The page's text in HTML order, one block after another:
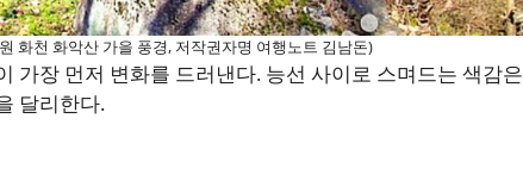
화천 화악산 가을 풍경, 저작권자명 여행노트 김남돈)
가장 먼저 변화를 드러낸다. 능선 사이로 스며드는 색감은
달리한다.